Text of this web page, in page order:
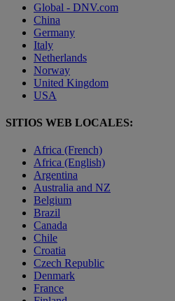
Global - DNV.com
China
Germany
Italy
Netherlands
Norway
United Kingdom
USA
SITIOS WEB LOCALES:
Africa (French)
Africa (English)
Argentina
Australia and NZ
Belgium
Brazil
Canada
Chile
Croatia
Czech Republic
Denmark
France